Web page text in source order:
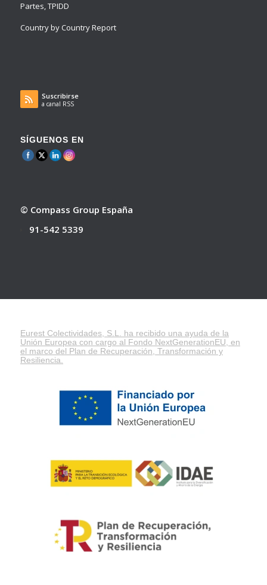
Partes, TPIDD
Country by Country Report
Suscribirse
a canal RSS
SÍGUENOS EN
© Compass Group España
91-542 5339
Eurest Colectividades, S.L. ha recibido una ayuda de la
Unión Europea con cargo al Fondo NextGenerationEU, en
el marco del Plan de Recuperación, Transformación y
Resiliencia